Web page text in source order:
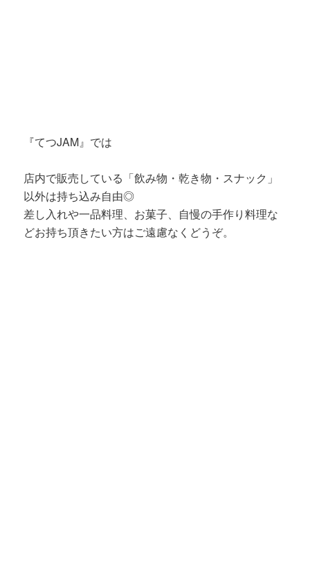
『てつJAM』では
店内で販売している「飲み物・乾き物・スナック」
以外は持ち込み自由◎
差し入れや一品料理、お菓子、自慢の手作り料理な
どお持ち頂きたい方はご遠慮なくどうぞ。